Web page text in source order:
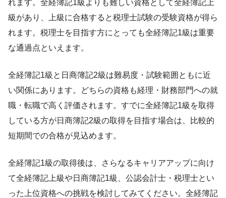
れます。全経簿記1級よりも難しい資格として全経簿記上
級があり、上級に合格すると税理士試験の受験資格が得ら
れます。税理士を目指す方にとっても全経簿記1級は重要
な通過点といえます。
全経簿記1級と日商簿記2級は難易度・試験範囲ともに近
い関係にあります。どちらの資格も経理・財務部門への就
職・転職で高く評価されます。すでに全経簿記1級を取得
している方が日商簿記2級の取得を目指す場合は、比較的
短期間での合格が見込めます。
全経簿記1級の取得後は、さらなるキャリアアップに向け
て全経簿記上級や日商簿記1級、公認会計士・税理士とい
った上位資格への挑戦を検討してみてください。全経簿記